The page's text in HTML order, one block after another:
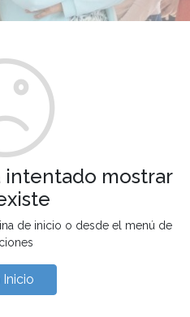
intentado mostrar
de inicio o desde el menú de
Inicio